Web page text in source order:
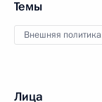
Темы
Внешняя политика
Лица